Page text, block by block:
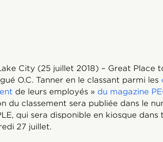
City (25 juillet 2018) – Great Place
O.C. Tanner en le classant parmi les
de leurs employés » du magazine
du classement sera publiée dans le
qui sera disponible en kiosque
27 juillet.